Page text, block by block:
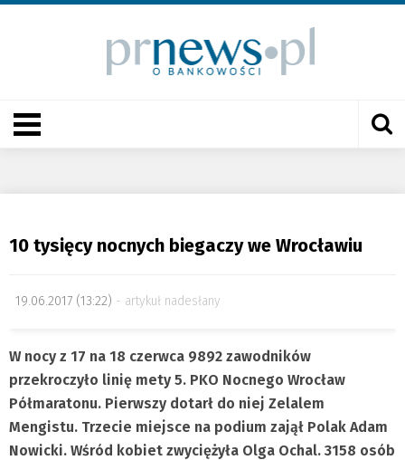
10 tysięcy nocnych biegaczy we Wrocławiu
19.06.2017 (13:22) artykuł nadesłany
W nocy z 17 na 18 czerwca 9892 zawodników
przekroczyło linię mety 5. PKO Nocnego Wrocław
Półmaratonu. Pierwszy dotarł do niej Zelalem
Mengistu. Trzecie miejsce na podium zajął Polak Adam
Nowicki. Wśród kobiet zwyciężyła Olga Ochal. 3158 osób